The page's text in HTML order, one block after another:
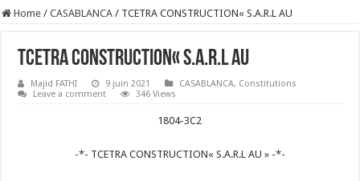
Home / CASABLANCA / TCETRA CONSTRUCTION« S.A.R.L AU
TCETRA CONSTRUCTION« S.A.R.L AU
Majid FATHI 9 juin 2021 CASABLANCA, Constitutions
Leave a comment
346 Views
1804-3C2
-*- TCETRA CONSTRUCTION« S.A.R.L AU » -*-